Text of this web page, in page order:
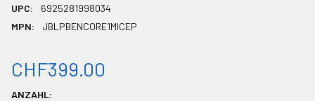
UPC:
6925281998034
MPN:
JBLPBENCORE1MICEP
CHF399.00
AKTUELLER
ANZAHL: